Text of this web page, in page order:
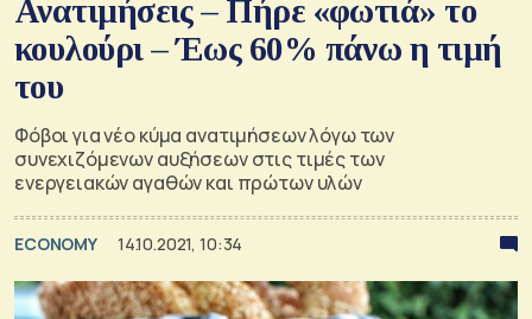
Ανατιμήσεις – Πήρε «φωτιά» το
κουλούρι – Έως 60% πάνω η τιμή
του
Φόβοι για νέο κύμα ανατιμήσεων λόγω των
συνεχιζόμενων αυξήσεων στις τιμές των
ενεργειακών αγαθών και πρώτων υλών
ECONOMY 14.10.2021, 10:34